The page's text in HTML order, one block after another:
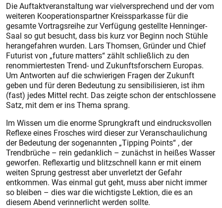
Die Auftaktveranstaltung war vielversprechend und der vom
weiteren Kooperationspartner Kreissparkasse für die
gesamte Vortragsreihe zur Verfügung gestellte Henninger-
Saal so gut besucht, dass bis kurz vor Beginn noch Stühle
herangefahren wurden. Lars Thomsen, Gründer und Chief
Futurist von „future matters“ zählt schließlich zu den
renommiertesten Trend- und Zukunftsforschern Europas.
Um Antworten auf die schwierigen Fragen der Zukunft
geben und für deren Bedeutung zu sensibilisieren, ist ihm
(fast) jedes Mittel recht. Das zeigte schon der entschlossene
Satz, mit dem er ins Thema sprang.
Im Wissen um die enorme Sprungkraft und eindrucksvollen
Reflexe eines Frosches wird dieser zur Veranschaulichung
der Bedeutung der sogenannten „Tipping Points“ , der
Trendbrüche – rein gedanklich – zunächst in heißes Wasser
geworfen. Reflexartig und blitzschnell kann er mit einem
weiten Sprung gestresst aber unverletzt der Gefahr
entkommen. Was einmal gut geht, muss aber nicht immer
so bleiben – dies war die wichtigste Lektion, die es an
diesem Abend verinnerlicht werden sollte.